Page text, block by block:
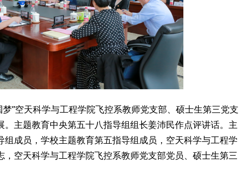
”空天科学与工程学院飞控系教师党支部、硕士生第三党支
主题教育中央第五十八指导组组长姜沛民作点评讲话。主
成员，学校主题教育第五指导组成员，空天科学与工程学
空天科学与工程学院飞控系教师党支部党员、硕士生第三